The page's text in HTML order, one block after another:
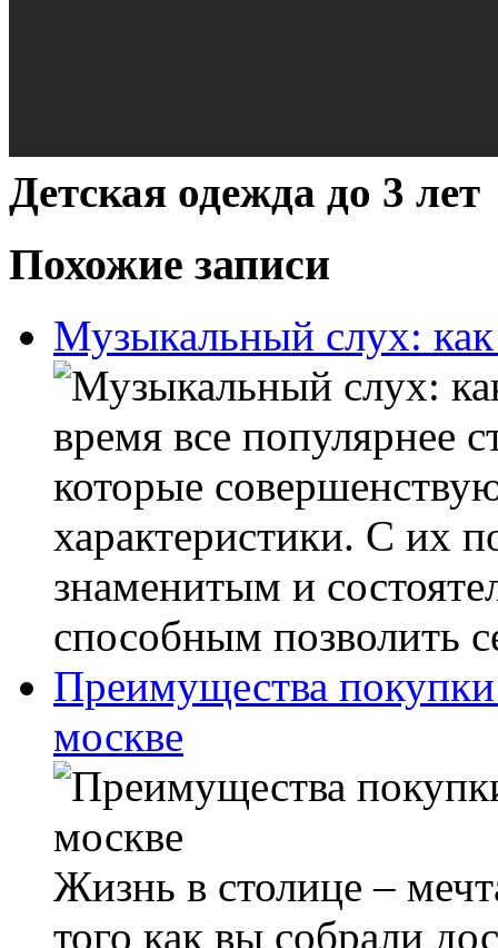
Детская одежда до 3 лет
Похожие записи
Музыкальный слух: как
время все популярнее
которые
характеристики. С их
знаменитым и
способным позволить
Преимущества
москве
Жизнь в столице –
того как вы собрали